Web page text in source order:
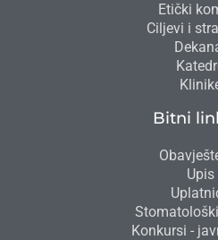
Etički
Ciljevi i
Bitni
Upis
Konkursi -